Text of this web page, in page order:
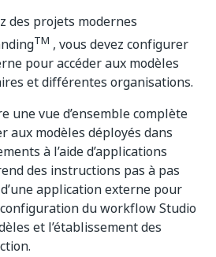
des projets modernes
TM , vous devez configurer
pour accéder aux modèles
et différentes organisations.
une vue d’ensemble complète
aux modèles déployés dans
à l’aide d’applications
des instructions pas à pas
application externe pour
configuration du workflow Studio
et l’établissement des